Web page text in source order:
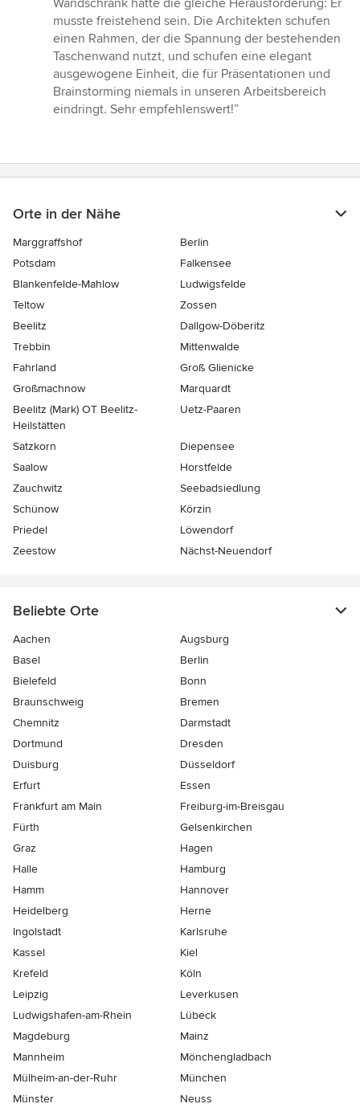
Wandschrank hatte die gleiche Herausforderung: Er
musste freistehend sein. Die Architekten schufen
einen Rahmen, der die Spannung der bestehenden
Taschenwand nutzt, und schufen eine elegant
ausgewogene Einheit, die für Präsentationen und
Brainstorming niemals in unseren Arbeitsbereich
eindringt. Sehr empfehlenswert!”
Orte in der Nähe
Marggraffshof
Berlin
Potsdam
Falkensee
Blankenfelde-Mahlow
Ludwigsfelde
Teltow
Zossen
Beelitz
Dallgow-Döberitz
Trebbin
Mittenwalde
Fahrland
Groß Glienicke
Großmachnow
Marquardt
Beelitz (Mark) OT Beelitz-
Heilstätten
Uetz-Paaren
Satzkorn
Diepensee
Saalow
Horstfelde
Zauchwitz
Seebadsiedlung
Schünow
Körzin
Priedel
Löwendorf
Zeestow
Nächst-Neuendorf
Beliebte Orte
Aachen
Augsburg
Basel
Berlin
Bielefeld
Bonn
Braunschweig
Bremen
Chemnitz
Darmstadt
Dortmund
Dresden
Duisburg
Düsseldorf
Erfurt
Essen
Frankfurt am Main
Freiburg-im-Breisgau
Fürth
Gelsenkirchen
Graz
Hagen
Halle
Hamburg
Hamm
Hannover
Heidelberg
Herne
Ingolstadt
Karlsruhe
Kassel
Kiel
Krefeld
Köln
Leipzig
Leverkusen
Ludwigshafen-am-Rhein
Lübeck
Magdeburg
Mainz
Mannheim
Mönchen­gladbach
Mülheim-an-der-Ruhr
München
Münster
Neuss